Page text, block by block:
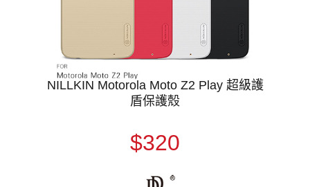
NILLKIN Motorola Moto Z2 Play 超級護
盾保護殼
$320